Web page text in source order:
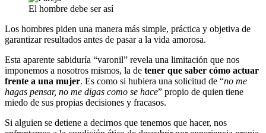
El hombre debe ser así
Los hombres piden una manera más simple, práctica y objetiva de
garantizar resultados antes de pasar a la vida amorosa.
Esta aparente sabiduría “varonil” revela una limitación que nos
imponemos a nosotros mismos, la de tener que saber cómo actuar
frente a una mujer. Es como si hubiera una solicitud de “no me
hagas pensar, no me digas como se hace” propio de quien tiene
miedo de sus propias decisiones y fracasos.
Si alguien se detiene a decirnos que tenemos que hacer, nos